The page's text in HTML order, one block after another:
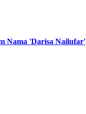
Nama 'Darisa Nailufar'